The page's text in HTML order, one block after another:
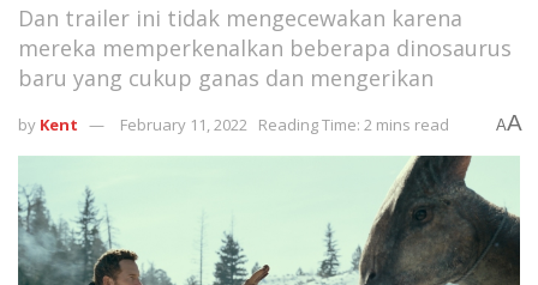
Dan trailer ini tidak mengecewakan karena
mereka memperkenalkan beberapa dinosaurus
baru yang cukup ganas dan mengerikan
by Kent February 11, 2022 Reading Time: 2 mins read AA